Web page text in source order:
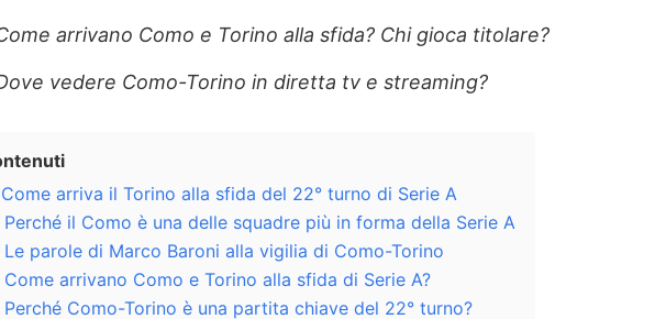
arrivano Como e Torino alla sfida? Chi gioca titolare?
vedere Como-Torino in diretta tv e streaming?
Come arriva il Torino alla sfida del 22° turno di Serie A
Perché il Como è una delle squadre più in forma della Serie A
Le parole di Marco Baroni alla vigilia di Como-Torino
Come arrivano Como e Torino alla sfida di Serie A?
Perché Como-Torino è una partita chiave del 22° turno?